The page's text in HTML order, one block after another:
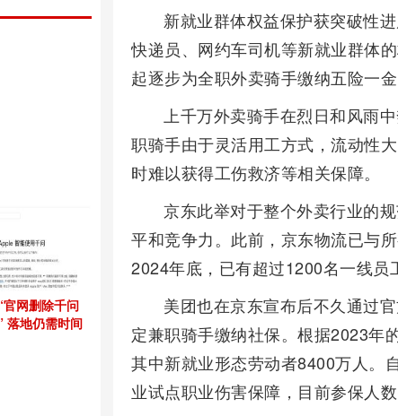
新就业群体权益保护获突破性
快递员、网约车司机等新就业群体
起逐步为全职外卖骑手缴纳五险一
上千万外卖骑手在烈日和风雨
职骑手由于灵活用工方式，流动性
时难以获得工伤救济等相关保障。
京东此举对于整个外卖行业的
平和竞争力。此前，京东物流已与
2024年底，已有超过1200名一线员
美团也在京东宣布后不久通过
定兼职骑手缴纳社保。根据2023年
其中新就业形态劳动者8400万人。
业试点职业伤害保障，目前参保人数
网删除千问
落地仍需时间